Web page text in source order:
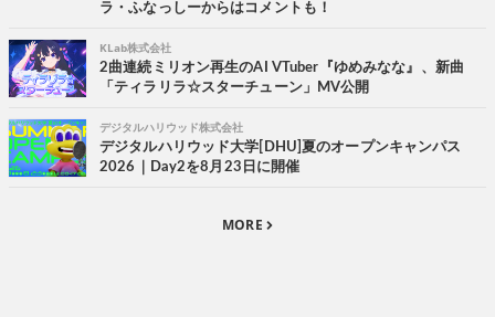
ラ・ふなっしーからはコメントも！
KLab株式会社
2曲連続ミリオン再生のAI VTuber『ゆめみなな』、新曲
「ティラリラ☆スターチューン」MV公開
デジタルハリウッド株式会社
デジタルハリウッド大学[DHU]夏のオープンキャンパス
2026｜Day2を8月23日に開催
MORE